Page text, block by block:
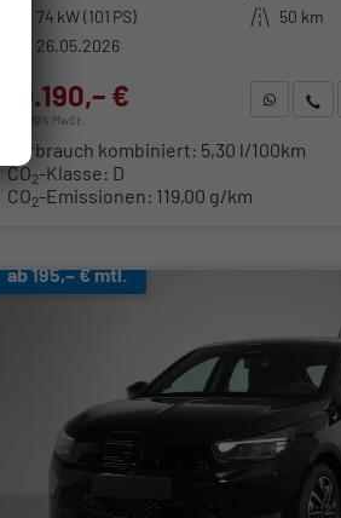
74 kW (101 PS) Kilometerstand 50 km
26.05.2026
19.190,– €
incl. 19% MwSt.
Verbrauch kombiniert: 5,30 l/100km
CO2-Klasse: D
CO2-Emissionen: 119,00 g/km
ab 195,– € mtl.